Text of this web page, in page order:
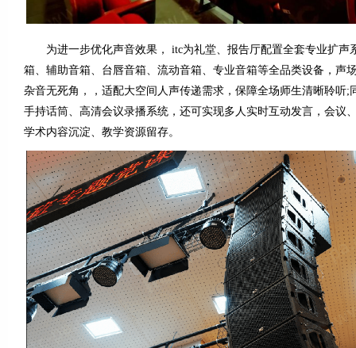
为进一步优化声音效果， itc为礼堂、报告厅配置全套专业扩声
箱、辅助音箱、台唇音箱、流动音箱、专业音箱等全品类设备，声
杂音无死角，，适配大空间人声传递需求，保障全场师生清晰聆听;
手持话筒、高清会议录播系统，还可实现多人实时互动发言，会议
学术内容沉淀、教学资源留存。